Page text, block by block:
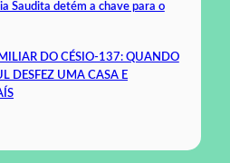
Saudita detém a chave para o
DO CÉSIO-137: QUANDO
DESFEZ UMA CASA E